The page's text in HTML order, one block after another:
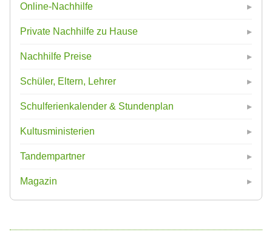
Online-Nachhilfe
Private Nachhilfe zu Hause
Nachhilfe Preise
Schüler, Eltern, Lehrer
Schulferienkalender & Stundenplan
Kultusministerien
Tandempartner
Magazin